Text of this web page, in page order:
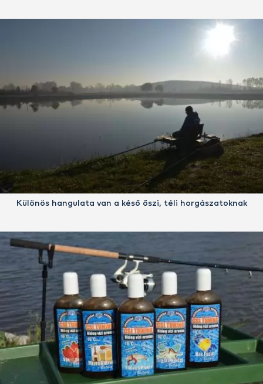
Különös hangulata van a késő őszi, téli horgászatoknak